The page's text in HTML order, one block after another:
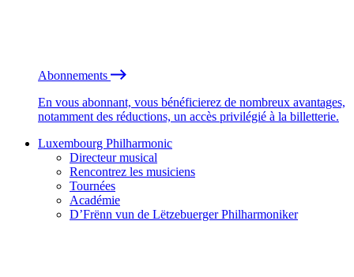
Abonnements
En vous abonnant, vous bénéficierez de nombreux avantages,
notamment des réductions, un accès privilégié à la billetterie.
Luxembourg Philharmonic
Directeur musical
Rencontrez les musiciens
Tournées
Académie
D’Frënn vun de Lëtzebuerger Philharmoniker